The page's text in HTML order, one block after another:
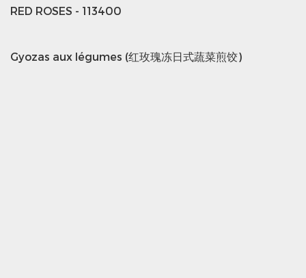
RED ROSES - 113400
Gyozas aux légumes (红玫瑰冻日式蔬菜煎饺)